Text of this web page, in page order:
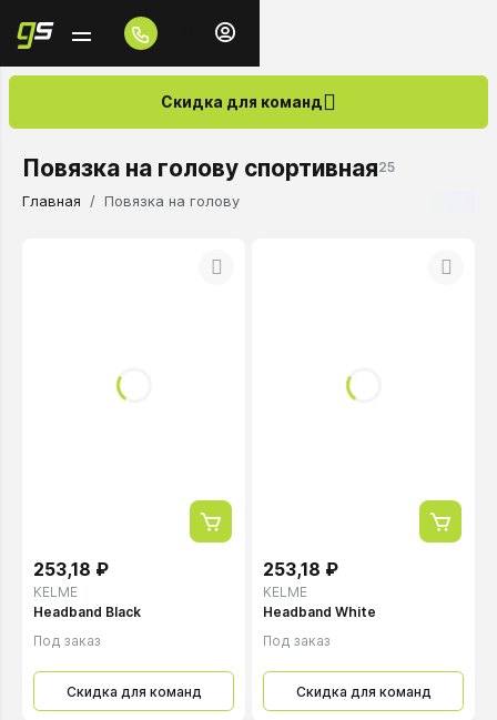
Скидка для команд
Повязка на голову спортивная25
Главная Повязка на голову
KELME
253,18 ₽
Headband Black
Под заказ
Скидка для команд
KELME
253,18 ₽
Headband White
Под заказ
Скидка для команд